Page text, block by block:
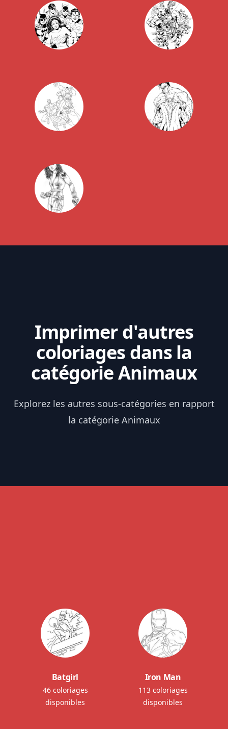
Imprimer d'autres
coloriages dans la
catégorie Animaux
Explorez les autres sous-catégories en rapport
la catégorie Animaux
Batgirl
46 coloriages
disponibles
Iron Man
113 coloriages
disponibles